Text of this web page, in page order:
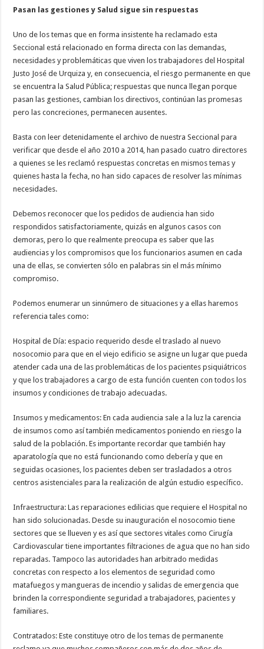
Pasan las gestiones y Salud sigue sin respuestas
Uno de los temas que en forma insistente ha reclamado esta
Seccional está relacionado en forma directa con las demandas,
necesidades y problemáticas que viven los trabajadores del Hospital
Justo José de Urquiza y, en consecuencia, el riesgo permanente en que
se encuentra la Salud Pública; respuestas que nunca llegan porque
pasan las gestiones, cambian los directivos, continúan las promesas
pero las concreciones, permanecen ausentes.
Basta con leer detenidamente el archivo de nuestra Seccional para
verificar que desde el año 2010 a 2014, han pasado cuatro directores
a quienes se les reclamó respuestas concretas en mismos temas y
quienes hasta la fecha, no han sido capaces de resolver las mínimas
necesidades.
Debemos reconocer que los pedidos de audiencia han sido
respondidos satisfactoriamente, quizás en algunos casos con
demoras, pero lo que realmente preocupa es saber que las
audiencias y los compromisos que los funcionarios asumen en cada
una de ellas, se convierten sólo en palabras sin el más mínimo
compromiso.
Podemos enumerar un sinnúmero de situaciones y a ellas haremos
referencia tales como:
Hospital de Día: espacio requerido desde el traslado al nuevo
nosocomio para que en el viejo edificio se asigne un lugar que pueda
atender cada una de las problemáticas de los pacientes psiquiátricos
y que los trabajadores a cargo de esta función cuenten con todos los
insumos y condiciones de trabajo adecuadas.
Insumos y medicamentos: En cada audiencia sale a la luz la carencia
de insumos como así también medicamentos poniendo en riesgo la
salud de la población. Es importante recordar que también hay
aparatología que no está funcionando como debería y que en
seguidas ocasiones, los pacientes deben ser trasladados a otros
centros asistenciales para la realización de algún estudio específico.
Infraestructura: Las reparaciones edilicias que requiere el Hospital no
han sido solucionadas. Desde su inauguración el nosocomio tiene
sectores que se llueven y es así que sectores vitales como Cirugía
Cardiovascular tiene importantes filtraciones de agua que no han sido
reparadas. Tampoco las autoridades han arbitrado medidas
concretas con respecto a los elementos de seguridad como
matafuegos y mangueras de incendio y salidas de emergencia que
brinden la correspondiente seguridad a trabajadores, pacientes y
familiares.
Contratados: Este constituye otro de los temas de permanente